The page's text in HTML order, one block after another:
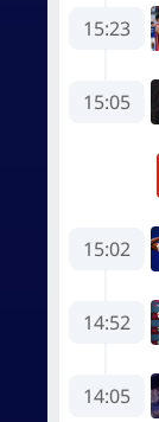
15:23
15:05
15:02
14:52
14:05